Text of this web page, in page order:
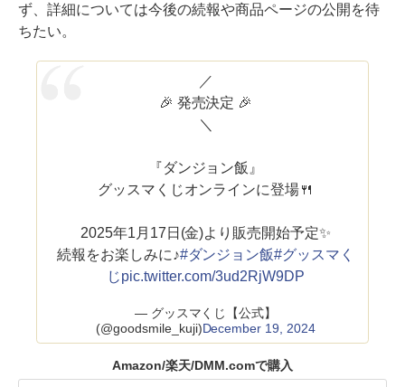
ず、詳細については今後の続報や商品ページの公開を待
ちたい。
／
🎉 発売決定 🎉
＼
『ダンジョン飯』
グッスマくじオンラインに登場🍴
2025年1月17日(金)より販売開始予定✨
続報をお楽しみに♪#ダンジョン飯#グッスマく
じpic.twitter.com/3ud2RjW9DP
— グッスマくじ【公式】
(@goodsmile_kuji)December 19, 2024
Amazon/楽天/DMM.comで購入